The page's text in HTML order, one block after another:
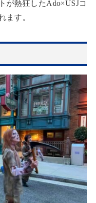
が熱狂したAdo×USJコ
ます。